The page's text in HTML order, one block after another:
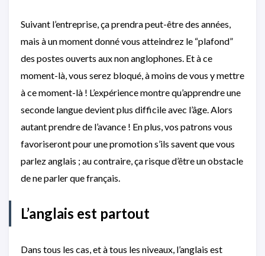
Suivant l’entreprise, ça prendra peut-être des années,
mais à un moment donné vous atteindrez le “plafond”
des postes ouverts aux non anglophones. Et à ce
moment-là, vous serez bloqué, à moins de vous y mettre
à ce moment-là ! L’expérience montre qu’apprendre une
seconde langue devient plus difficile avec l’âge. Alors
autant prendre de l’avance ! En plus, vos patrons vous
favoriseront pour une promotion s’ils savent que vous
parlez anglais ; au contraire, ça risque d’être un obstacle
de ne parler que français.
L’anglais est partout
Dans tous les cas, et à tous les niveaux, l’anglais est